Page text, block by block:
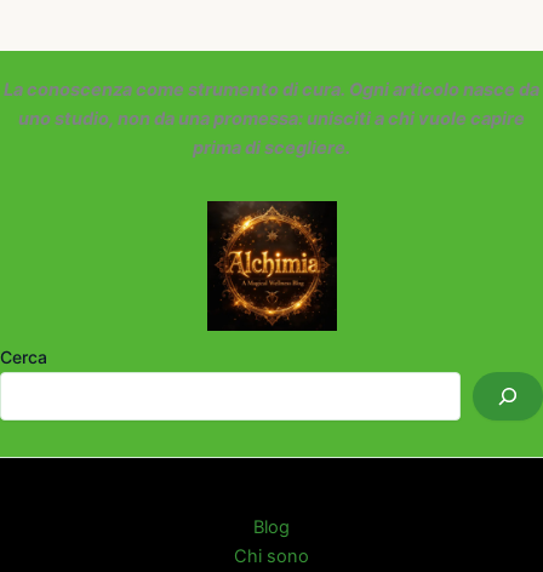
La conoscenza come strumento di cura. Ogni articolo nasce da
uno studio, non da una promessa: unisciti a chi vuole capire
prima di scegliere.
Cerca
Blog
Chi sono